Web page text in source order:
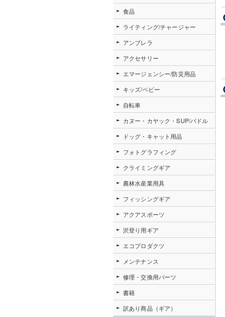
食品
ライティング/チャージャー
アンブレラ
アクセサリー
エマージェンシー/防災用品
キッズ/ベビー
自転車
カヌー・カヤック・SUP/パドル
ドッグ・キャット用品
フォトグラフィング
クライミングギア
農林水産業用具
フィッシングギア
アクアスポーツ
沢登り用ギア
エコプロダクツ
メンテナンス
修理・交換用パーツ
書籍
訳あり商品（ギア）